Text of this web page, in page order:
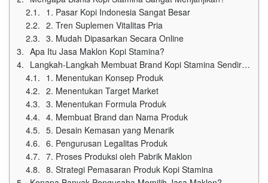
1. Pasar Kopi Indonesia Sangat Besar
2. Tren Suplemen Vitalitas Pria
3. Mudah Dipasarkan Secara Online
Apa Itu Jasa Maklon Kopi Stamina?
Langkah-Langkah Membuat Brand Kopi Stamina Sendiri Lewat Jasa Maklon
1. Menentukan Konsep Produk
2. Menentukan Target Market
3. Menentukan Formula Produk
4. Membuat Brand dan Nama Produk
5. Desain Kemasan yang Menarik
6. Pengurusan Legalitas Produk
7. Proses Produksi oleh Pabrik Maklon
8. Strategi Pemasaran Produk Kopi Stamina